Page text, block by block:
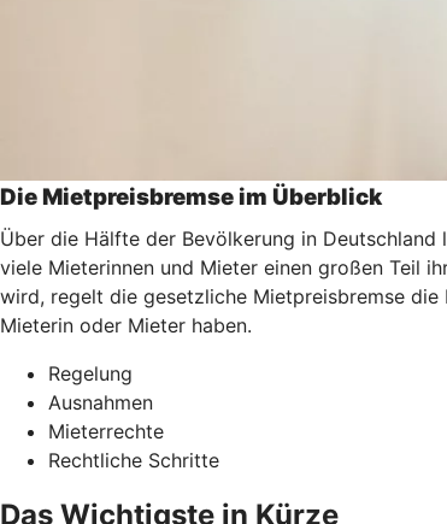
Die Mietpreisbremse im Überblick
Über die Hälfte der Bevölkerung in
viele Mieterinnen und Mieter einen großen Teil
wird, regelt die gesetzliche Mietpreisbremse die
Mieterin oder Mieter haben.
Regelung
Ausnahmen
Mieterrechte
Rechtliche Schritte
Das Wichtigste in Kürze